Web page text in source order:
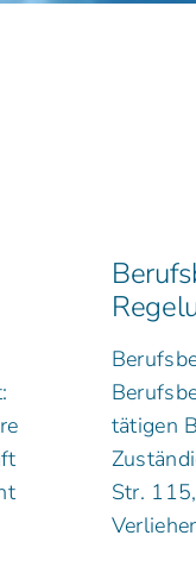
tätigen
Str.